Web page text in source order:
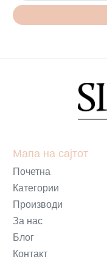
Мапа на сајтот
Почетна
Категории
Производи
За нас
Блог
Контакт